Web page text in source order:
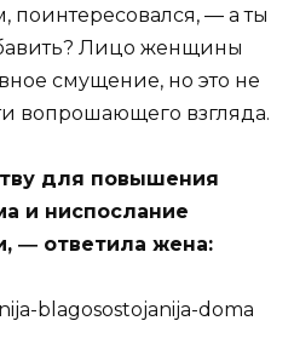
поинтересовался, ― а ты
Лицо женщины
смущение, но это не
вопрошающего взгляда.
для повышения
и ниспослание
― ответила жена: